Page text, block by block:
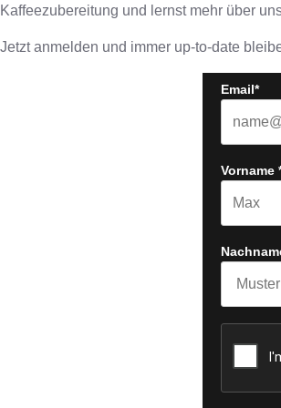
Kaffeezubereitung und lernst mehr über
Jetzt anmelden und immer up-to-date
Email*
Vorname